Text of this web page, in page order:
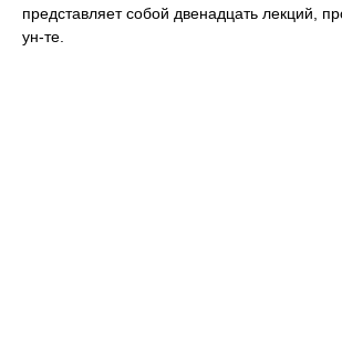
представляет собой двенадцать лекций,
ун-те.